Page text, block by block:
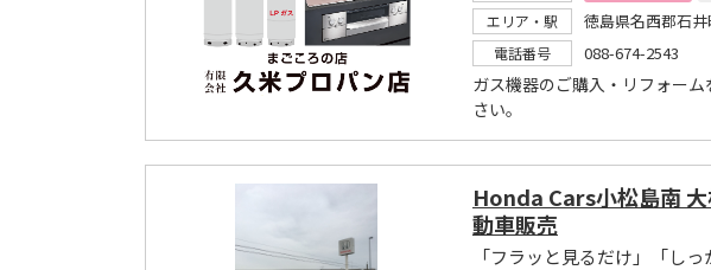
エリア・駅
徳島県名西郡石
電話番号 088-674-2543
ガス機器のご購入・リフォー
さい。
Honda Cars小松島南
動車販売
「フラッと見るだけ」「し